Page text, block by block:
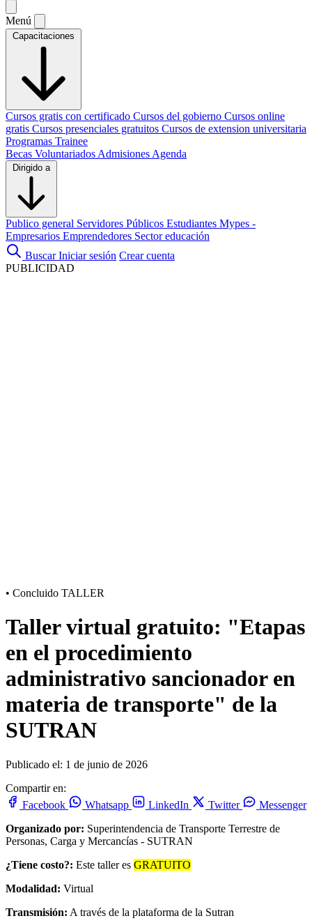
Menú
Capacitaciones
Cursos gratis con certificado Cursos del gobierno Cursos online
gratis Cursos presenciales gratuitos Cursos de extension universitaria
Programas Trainee
Becas Voluntariados Admisiones Agenda
Dirigido a
Publico general Servidores Públicos Estudiantes Mypes -
Empresarios Emprendedores Sector educación
Buscar Iniciar sesión Crear cuenta
PUBLICIDAD
• Concluido TALLER
Taller virtual gratuito: "Etapas
en el procedimiento
administrativo sancionador en
materia de transporte" de la
SUTRAN
Publicado el: 1 de junio de 2026
Compartir en:
Facebook
Whatsapp LinkedIn Twitter
Messenger
Organizado por: Superintendencia de Transporte Terrestre de
Personas, Carga y Mercancías - SUTRAN
¿Tiene costo?: Este taller es GRATUITO
Modalidad: Virtual
Transmisión: A través de la plataforma de la Sutran